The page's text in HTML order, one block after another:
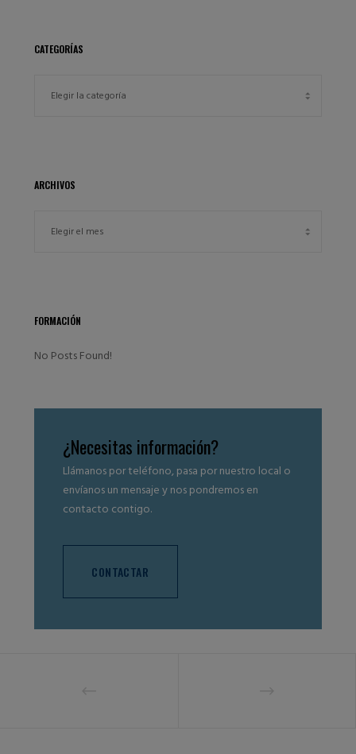
CATEGORÍAS
ARCHIVOS
FORMACIÓN
No Posts Found!
¿Necesitas información?
Llámanos por teléfono, pasa por nuestro local o
envíanos un mensaje y nos pondremos en
contacto contigo.
CONTACTAR